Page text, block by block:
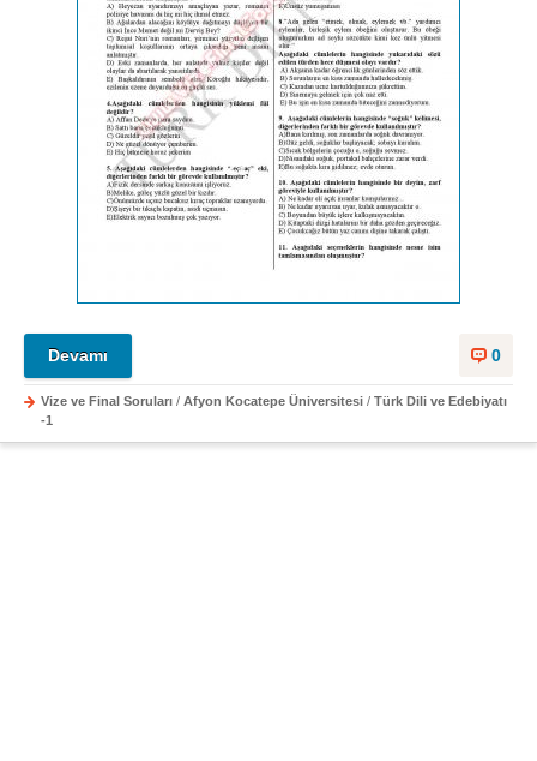
0
Devamı
Vize ve Final Soruları / Afyon Kocatepe Üniversitesi / Türk Dili ve Edebiyatı
-1